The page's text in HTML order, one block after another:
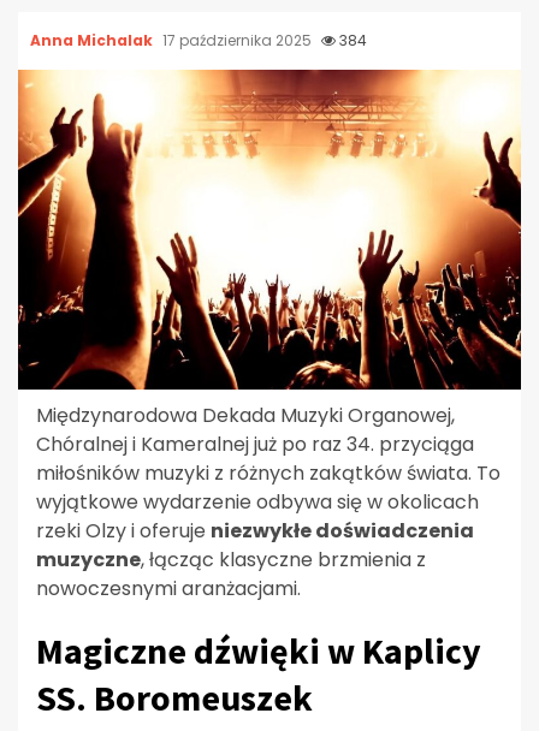
Anna Michalak 17 października 2025 384
Międzynarodowa Dekada Muzyki Organowej,
Chóralnej i Kameralnej już po raz 34. przyciąga
miłośników muzyki z różnych zakątków świata. To
wyjątkowe wydarzenie odbywa się w okolicach
rzeki Olzy i oferuje niezwykłe doświadczenia
muzyczne, łącząc klasyczne brzmienia z
nowoczesnymi aranżacjami.
Magiczne dźwięki w Kaplicy
SS. Boromeuszek